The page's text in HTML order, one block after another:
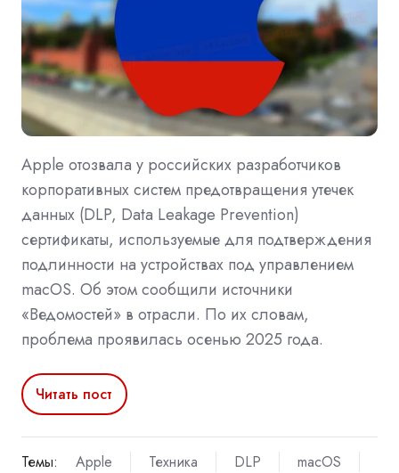
Apple отозвала у российских разработчиков
корпоративных систем предотвращения утечек
данных (DLP, Data Leakage Prevention)
сертификаты, используемые для подтверждения
подлинности на устройствах под управлением
macOS. Об этом сообщили источники
«Ведомостей» в отрасли. По их словам,
проблема проявилась осенью 2025 года.
Читать пост
Темы: Apple Техника DLP
macOS